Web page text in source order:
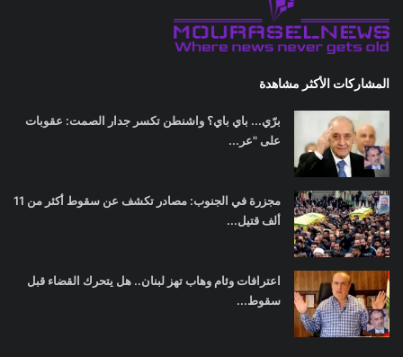
المشاركات الأكثر مشاهدة
برّي... باي باي؟ واشنطن تكسر جدار الصمت: عقوبات
على "عر...
مجزرة في الجنوب: مصادر تكشف عن سقوط أكثر من 11
ألف قتيل...
اعترافات وئام وهاب تهز لبنان.. هل يتحرك القضاء قبل
سقوط...